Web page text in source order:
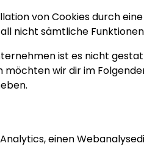
von Cookies durch
nicht sämtliche
ist es nicht
möchten wir dir im
einen